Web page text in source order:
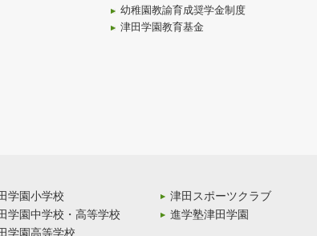
幼稚園教諭育成奨学金制度
津田学園教育基金
学園小学校
学園中学校・高等学校
学園高等学校
津田スポーツクラブ
進学塾津田学園